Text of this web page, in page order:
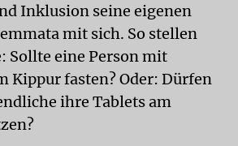
Inklusion seine eigenen
mit sich. So stellen
Sollte eine Person mit
Kippur fasten? Oder: Dürfen
ihre Tablets am